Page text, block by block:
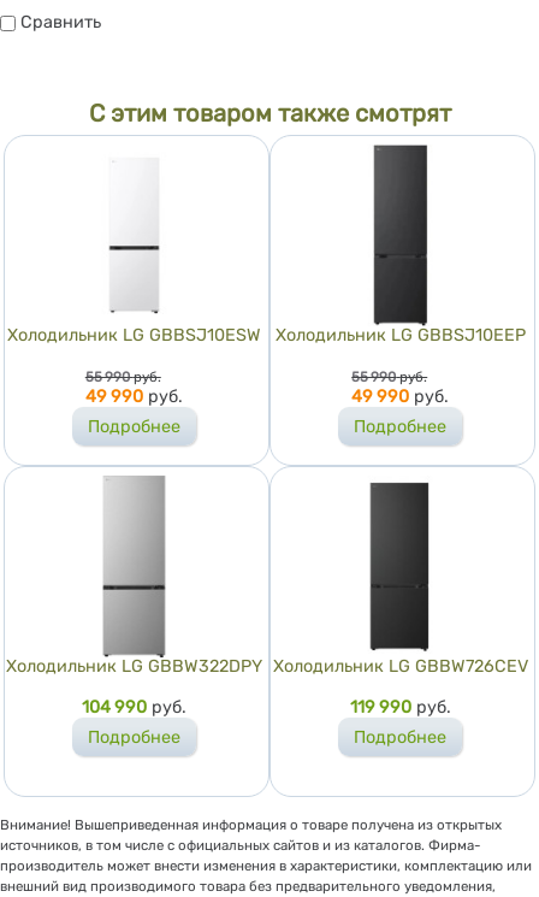
СравнитьСравнить
С этим товаром также смотрят
Холодильник LG GBBSJ10ESW
Цена
55 990 руб.
49 990 руб.
Подробнее
Холодильник LG GBBSJ10EEP
Цена
55 990 руб.
49 990 руб.
Подробнее
Холодильник LG GBBW322DPY
Цена
104 990 руб.
Подробнее
Холодильник LG GBBW726CEV
Цена
119 990 руб.
Подробнее
Внимание! Вышеприведенная информация о товаре получена из открытых
источников, в том числе с официальных сайтов и из каталогов. Фирма-
производитель может внести изменения в характеристики, комплектацию или
внешний вид производимого товара без предварительного уведомления,